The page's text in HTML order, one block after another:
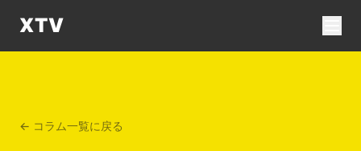
XTV
← コラム一覧に戻る